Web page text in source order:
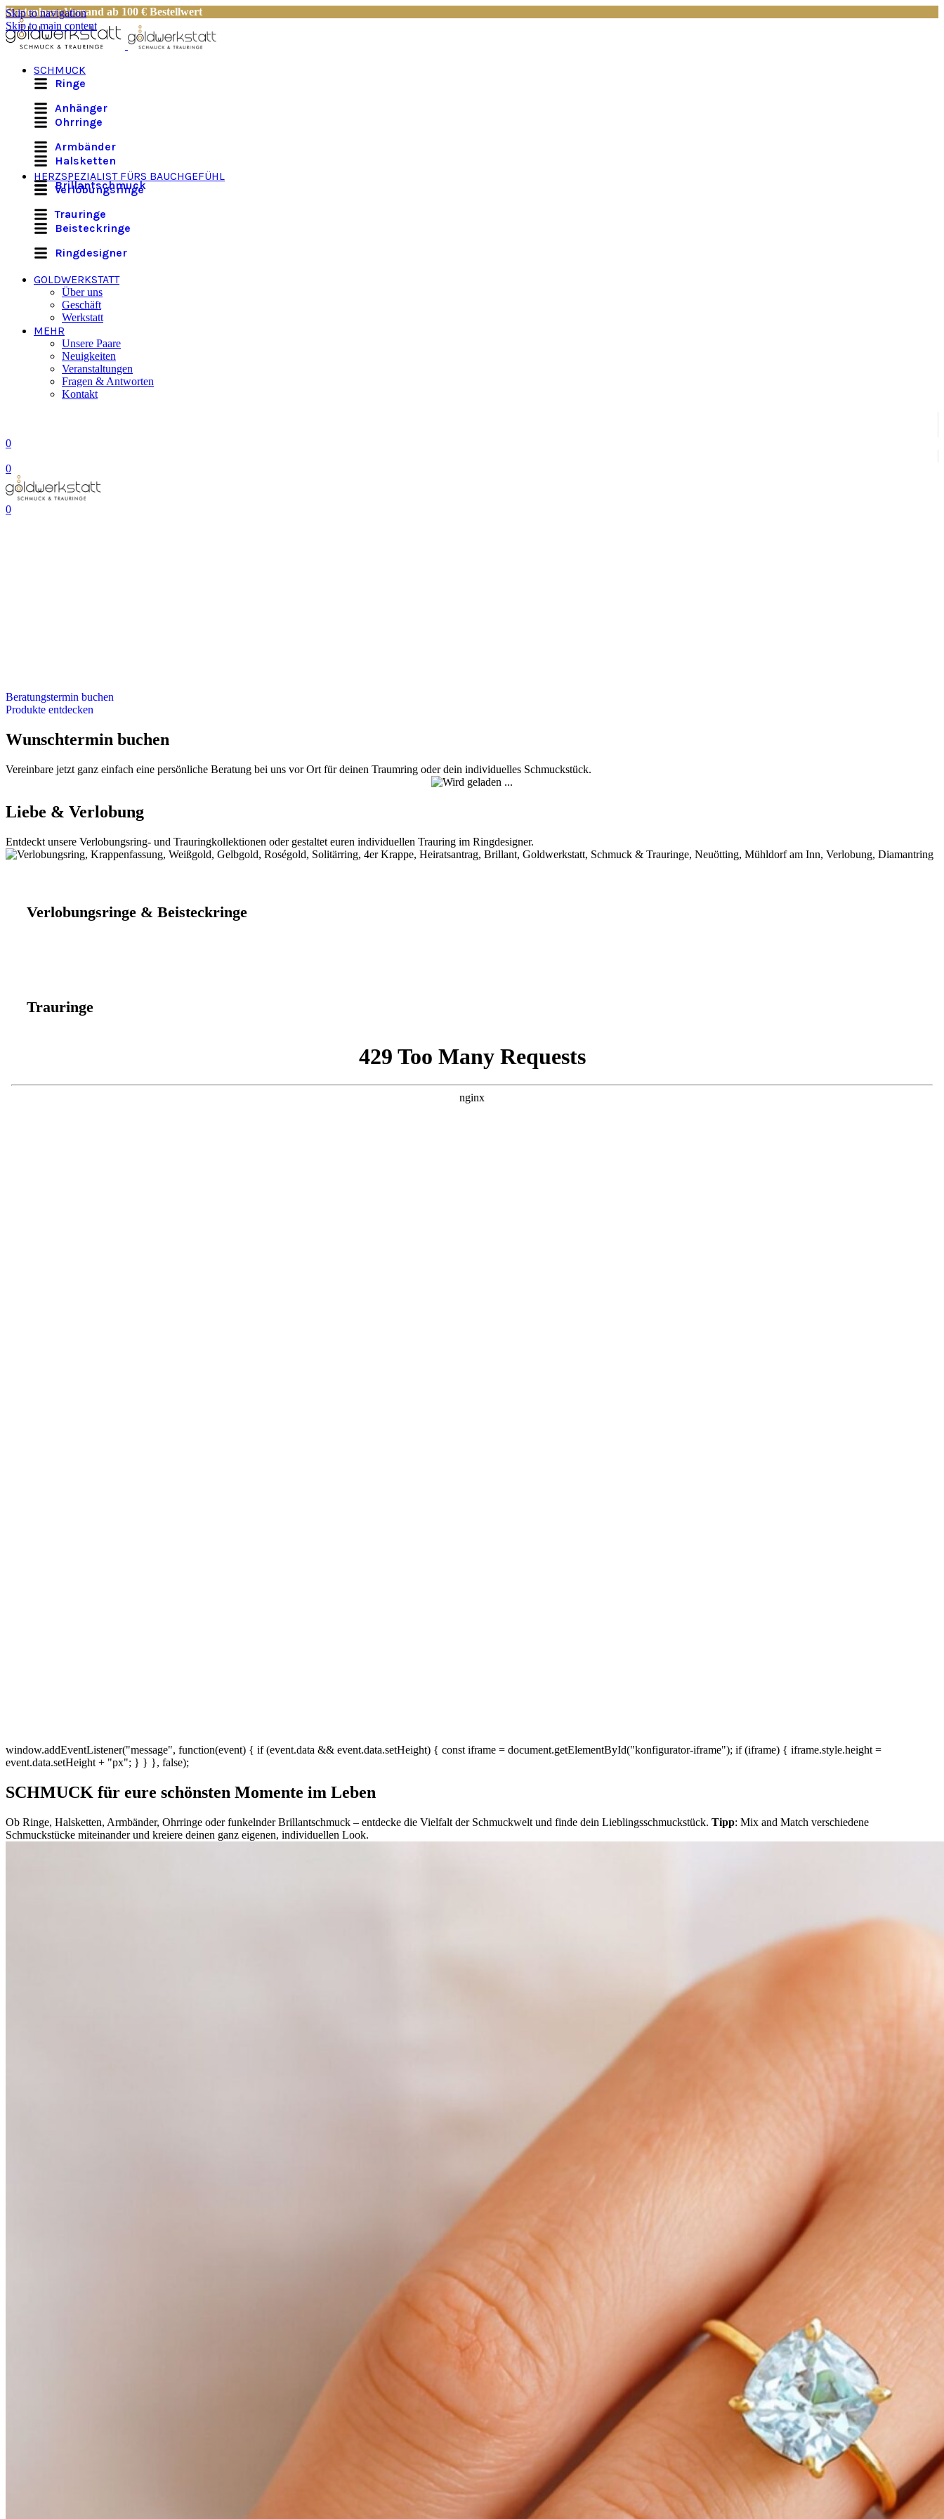
Skip to navigation
Skip to main content
Kostenloser Versand ab 100 € Bestellwert
SCHMUCK
Ringe
Anhänger
Ohrringe
Armbänder
Halsketten
Brillantschmuck
HERZSPEZIALIST FÜRS BAUCHGEFÜHL
Verlobungsringe
Trauringe
Beisteckringe
Ringdesigner
GOLDWERKSTATT
Über uns
Geschäft
Werkstatt
MEHR
Unsere Paare
Neuigkeiten
Veranstaltungen
Fragen & Antworten
Kontakt
0
0
0
Beratungstermin buchen
Produkte entdecken
Wunschtermin buchen
Vereinbare jetzt ganz einfach eine persönliche Beratung bei uns vor Ort für deinen Traumring oder dein individuelles Schmuckstück.
Liebe & Verlobung
Entdeckt unsere Verlobungsring- und Trauringkollektionen oder gestaltet euren individuellen Trauring im Ringdesigner.
Verlobungsringe & Beisteckringe
Trauringe
window.addEventListener("message", function(event) { if (event.data && event.data.setHeight) { const iframe = document.getElementById("konfigurator-iframe"); if (iframe) { iframe.style.height =
event.data.setHeight + "px"; } } }, false);
SCHMUCK für eure schönsten Momente im Leben
Ob Ringe, Halsketten, Armbänder, Ohrringe oder funkelnder Brillantschmuck – entdecke die Vielfalt der Schmuckwelt und finde dein Lieblingsschmuckstück. Tipp: Mix and Match verschiedene
Schmuckstücke miteinander und kreiere deinen ganz eigenen, individuellen Look.